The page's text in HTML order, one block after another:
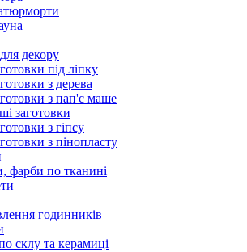
декору
під ліпку
з дерева
з пап'є маше
заготовки
з гіпсу
з пінопласту
фарби по тканині
годинників
склу та керамиці